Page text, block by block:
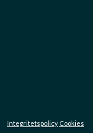
Integritetspolicy Cookies